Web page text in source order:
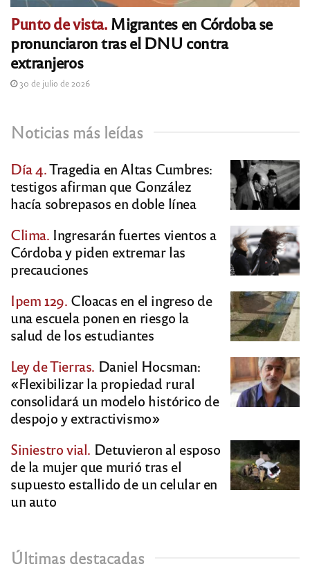
Punto de vista.Migrantes en Córdoba se
pronunciaron tras el DNU contra
extranjeros
30 de julio de 2026
Noticias más leídas
Día 4.Tragedia en Altas Cumbres:
testigos afirman que González
hacía sobrepasos en doble línea
Clima. Ingresarán fuertes vientos a
Córdoba y piden extremar las
precauciones
Ipem 129. Cloacas en el ingreso de
una escuela ponen en riesgo la
salud de los estudiantes
Ley de Tierras. Daniel Hocsman:
«Flexibilizar la propiedad rural
consolidará un modelo histórico de
despojo y extractivismo»
Siniestro vial. Detuvieron al esposo
de la mujer que murió tras el
supuesto estallido de un celular en
un auto
Últimas destacadas